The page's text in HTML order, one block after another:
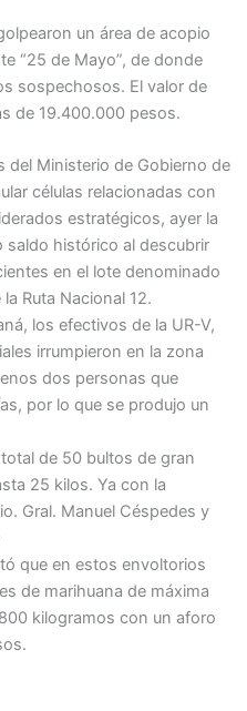
un área de acopio
“25 de Mayo”, de donde
sospechosos. El valor de
de 19.400.000 pesos.
del Ministerio de Gobierno de
células relacionadas con
estratégicos, ayer la
saldo histórico al descubrir
en el lote denominado
Ruta Nacional 12.
los efectivos de la UR-V,
irrumpieron en la zona
dos personas que
por lo que se produjo un
de 50 bultos de gran
25 kilos. Ya con la
Gral. Manuel Céspedes y
que en estos envoltorios
de marihuana de máxima
kilogramos con un aforo